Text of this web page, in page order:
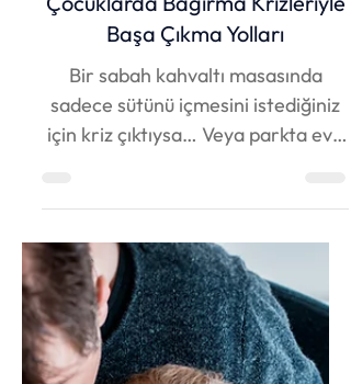
Tıkladers
2 dakikada okunur
sadece sütünü içmesini istediğiniz
için kriz çıktıysa… Veya parkta eve
dönme zamanı geldiğinde
çocuğunuz tüm...